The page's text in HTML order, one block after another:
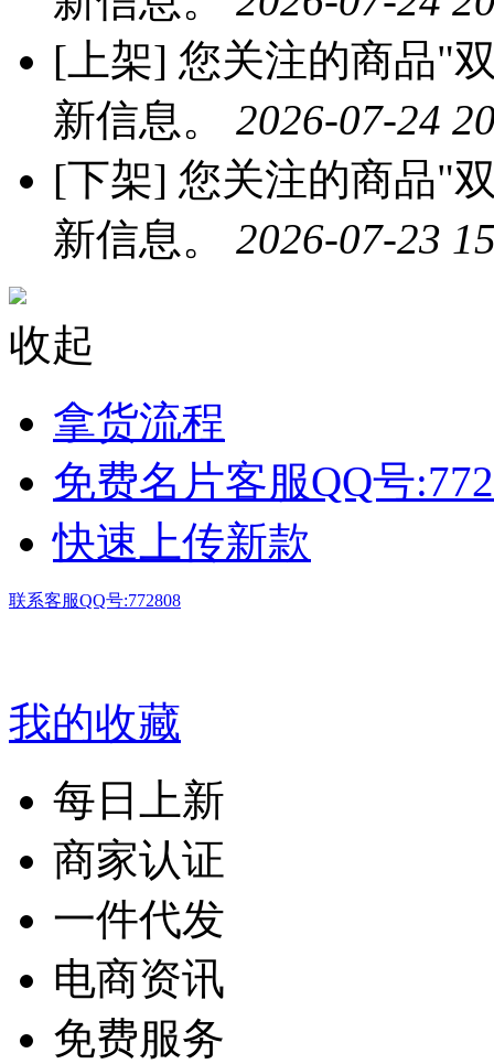
[上架] 您关注的商品"
新信息。 2026-07-24
[下架] 您关注的商品"
新信息。 2026-07-23
收起
拿货流程
免费名片客服QQ号
快速上传新款
联系客服QQ号:772808
我的收藏
每日上新
商家认证
一件代发
电商资讯
免费服务